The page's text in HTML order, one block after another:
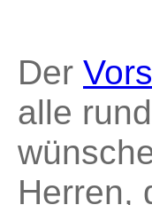
Der
alle
Herren,